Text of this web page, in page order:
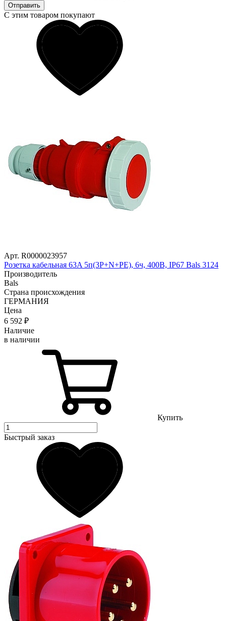
Отправить
С этим товаром покупают
Арт. R0000023957
Розетка кабельная 63A 5п(3P+N+PE), 6ч, 400В, IP67 Bals 3124
Производитель
Bals
Страна происхождения
ГЕРМАНИЯ
Цена
6 592 ₽
Наличие
в наличии
Купить
Быстрый заказ